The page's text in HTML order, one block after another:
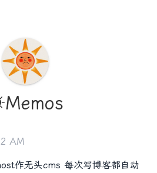
AM
作无头cms 每次写博客都自动